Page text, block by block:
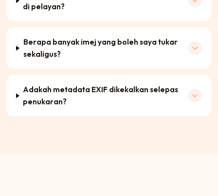
di pelayan?
Berapa banyak imej yang boleh saya tukar
sekaligus?
Adakah metadata EXIF dikekalkan selepas
penukaran?